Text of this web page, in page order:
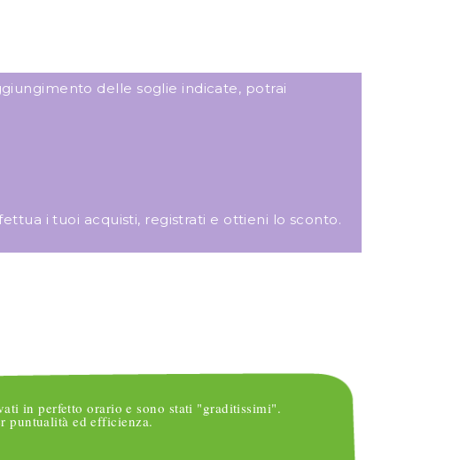
delle soglie indicate, potrai
i tuoi acquisti, registrati e ottieni lo sconto.
in perfetto orario e sono stati "graditissimi".
puntualità ed efficienza.